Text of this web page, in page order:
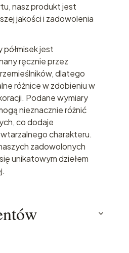
nasz produkt jest
jakości i zadowolenia
półmisek jest
ręcznie przez
dlatego
różnice w zdobieniu w
Podane wymiary
nieznacznie różnić
co dodaje
charakteru.
zadowolonych
unikatowym dziełem